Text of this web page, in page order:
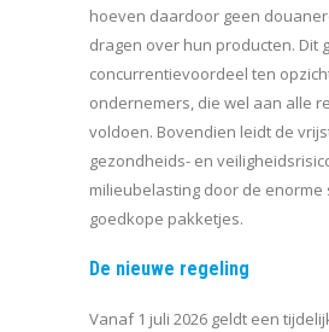
hoeven daardoor geen
dragen over hun producten. Dit
concurrentievoordeel ten
ondernemers, die wel aan alle
voldoen. Bovendien leidt de
gezondheids- en
milieubelasting door de enorme
goedkope pakketjes.
De nieuwe regeling
Vanaf 1 juli 2026 geldt een